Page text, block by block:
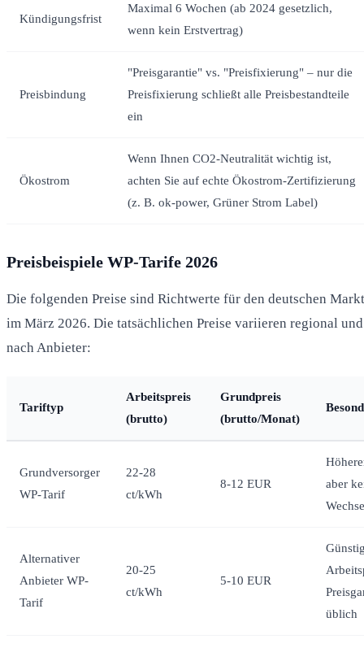
Kündigungsfrist
Maximal 6 Wochen (ab 2024 gesetzlich,
wenn kein Erstvertrag)
Preisbindung
"Preisgarantie" vs. "Preisfixierung" – nur die
Preisfixierung schließt alle Preisbestandteile
ein
Ökostrom
Wenn Ihnen CO2-Neutralität wichtig ist,
achten Sie auf echte Ökostrom-Zertifizierung
(z. B. ok-power, Grüner Strom Label)
Preisbeispiele WP-Tarife 2026
Die folgenden Preise sind Richtwerte für den deutschen Markt
im März 2026. Die tatsächlichen Preise variieren regional und
nach Anbieter:
Tariftyp
Arbeitspreis
(brutto)
Grundpreis
(brutto/Monat)
Grundversorger
WP-Tarif
22-28
ct/kWh
8-12 EUR
aber
Alternativer
Anbieter WP-
Tarif
20-25
ct/kWh
5-10 EUR
üblich